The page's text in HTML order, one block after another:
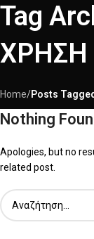
Tag
ΧΡΗΣΗ
Home/Posts
Nothing
Apologies, but no
related post.